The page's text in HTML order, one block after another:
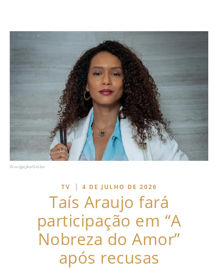
Divulgação/Globo
TV | 4 DE JULHO DE 2026
Taís Araujo fará
participação em “A
Nobreza do Amor”
após recusas